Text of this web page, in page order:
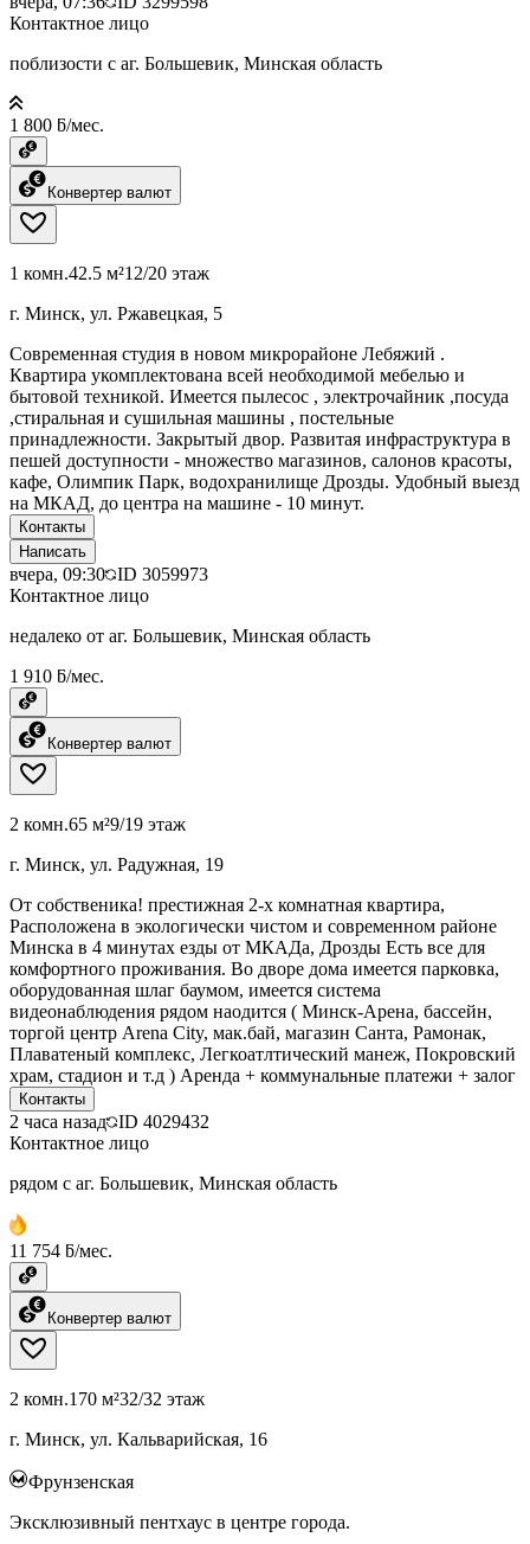
Контактное лицо
поблизости с аг. Большевик, Минская область
1 800 ƃ/мес.
Конвертер валют
1 комн.42.5 м²12/20 этаж
г. Минск, ул. Ржавецкая, 5
Современная студия в новом микрорайоне Лебяжий .
Квартира укомплектована всей необходимой мебелью и
бытовой техникой. Имеется пылесос , электрочайник ,посуда
,стиральная и сушильная машины , постельные
принадлежности. Закрытый двор. Развитая инфраструктура в
пешей доступности - множество магазинов, салонов красоты,
кафе, Олимпик Парк, водохранилище Дрозды. Удобный выезд
на МКАД, до центра на машине - 10 минут.
Контакты
Написать
вчера, 09:30 ID 3059973
Контактное лицо
недалеко от аг. Большевик, Минская область
1 910 ƃ/мес.
Конвертер валют
2 комн.65 м²9/19 этаж
г. Минск, ул. Радужная, 19
От собственика! престижная 2-х комнатная квартира,
Расположена в экологически чистом и современном районе
Минска в 4 минутах езды от МКАДа, Дрозды Есть все для
комфортного проживания. Во дворе дома имеется парковка,
оборудованная шлаг баумом, имеется система
видеонаблюдения рядом наодится ( Минск-Арена, бассейн,
торгой центр Arena City, мак.бай, магазин Санта, Рамонак,
Плаватеный комплекс, Легкоатлтический манеж, Покровский
храм, стадион и т.д ) Аренда + коммунальные платежи + залог
Контакты
2 часа назад ID 4029432
Контактное лицо
рядом с аг. Большевик, Минская область
11 754 ƃ/мес.
Конвертер валют
2 комн.170 м²32/32 этаж
г. Минск, ул. Кальварийская, 16
Фрунзенская
Эксклюзивный пентхаус в центре города.